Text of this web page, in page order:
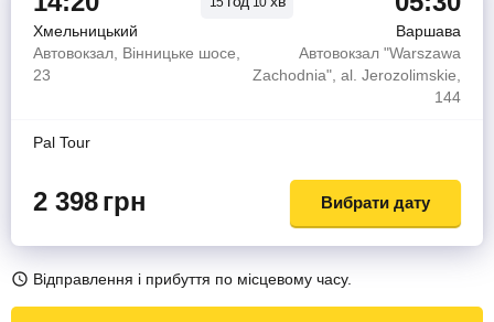
Хмельницький
Варшава
Автовокзал, Вінницьке шосе,
23
Автовокзал "Warszawa
Zachodnia", al. Jerozolimskie,
144
Pal Tour
2 398грн Вибрати дату
Відправлення і прибуття по місцевому часу.